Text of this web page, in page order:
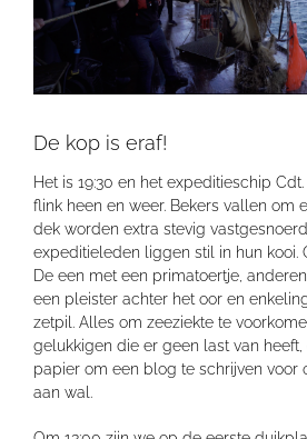
De kop is eraf!
Het is 19:30 en het expeditieschip
flink heen en weer. Bekers vallen om
dek worden extra stevig
expeditieleden liggen stil in hun kooi.
De een met een primatoertje,
een pleister achter het oor en
zetpil. Alles om zeeziekte te
gelukkigen die er geen last van
papier om een blog te schrijven voor
aan wal.